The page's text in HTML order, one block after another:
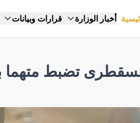
أخبار الوزارة قرارات وبيانات
بسقطرى تضبط